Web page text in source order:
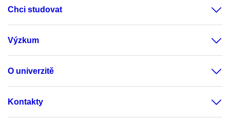
Chci studovat
Výzkum
O univerzitě
Kontakty